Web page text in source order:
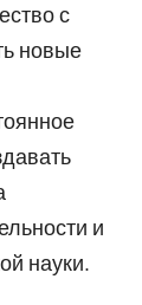
с
новые
и
науки.